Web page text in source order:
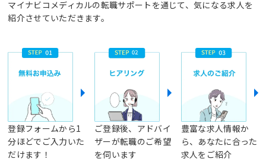
マイナビコメディカルの転職サポートを通じて、気になる求人を
紹介させていただきます。
登録フォームから1
分ほどでご入力いた
だけます！
ご登録後、アドバイ
ザーが転職のご希望
を伺います
豊富な求人情報か
ら、あなたに合った
求人をご紹介